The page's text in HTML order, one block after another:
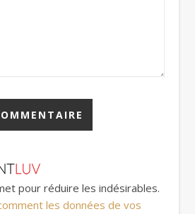
pour réduire les indésirables.
les données de vos